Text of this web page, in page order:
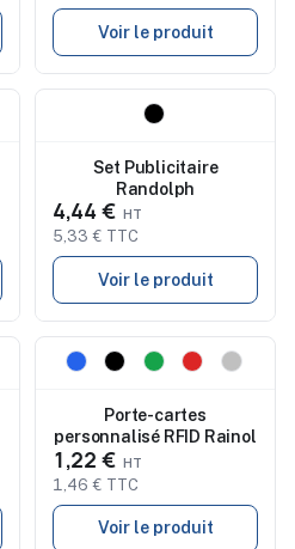
Voir le produit
Set Publicitaire
Randolph
4,44 €
5,33 € TTC
Voir le produit
Nouveau
Porte-cartes
personnalisé RFID Rainol
1,22 €
1,46 € TTC
Voir le produit